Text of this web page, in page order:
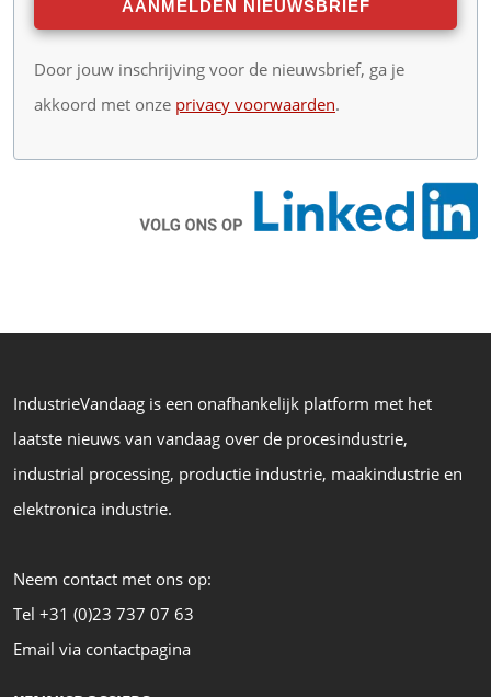
Door jouw inschrijving voor de nieuwsbrief, ga je
akkoord met onze privacy voorwaarden.
IndustrieVandaag is een onafhankelijk platform met het
laatste nieuws van vandaag over de procesindustrie,
industrial processing, productie industrie, maakindustrie en
elektronica industrie.
Neem contact met ons op:
Tel +31 (0)23 737 07 63
Email via contactpagina